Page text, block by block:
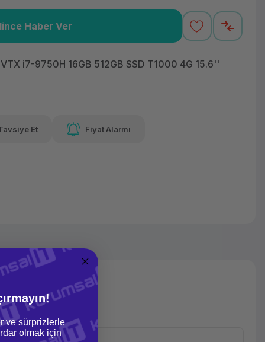
taksit
Özel indirim fırsatı
TL
x 12
taksit
Havalelerde
Özel indirim fırsatı
Haber Ver
i7-9750H 16GB 512GB SSD T1000 4G 15.6''
Et Fiyat Alarmı
ve sürprizlerle
olmak için